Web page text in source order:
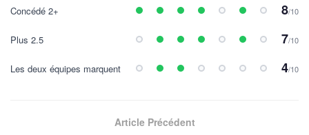
Concédé 2+ 8/10
Plus 2.5 7/10
Les deux équipes marquent 4/10
Article Précédent